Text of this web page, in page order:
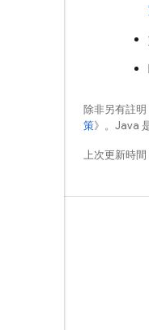
除非另有註
策》。Java
上次更新時